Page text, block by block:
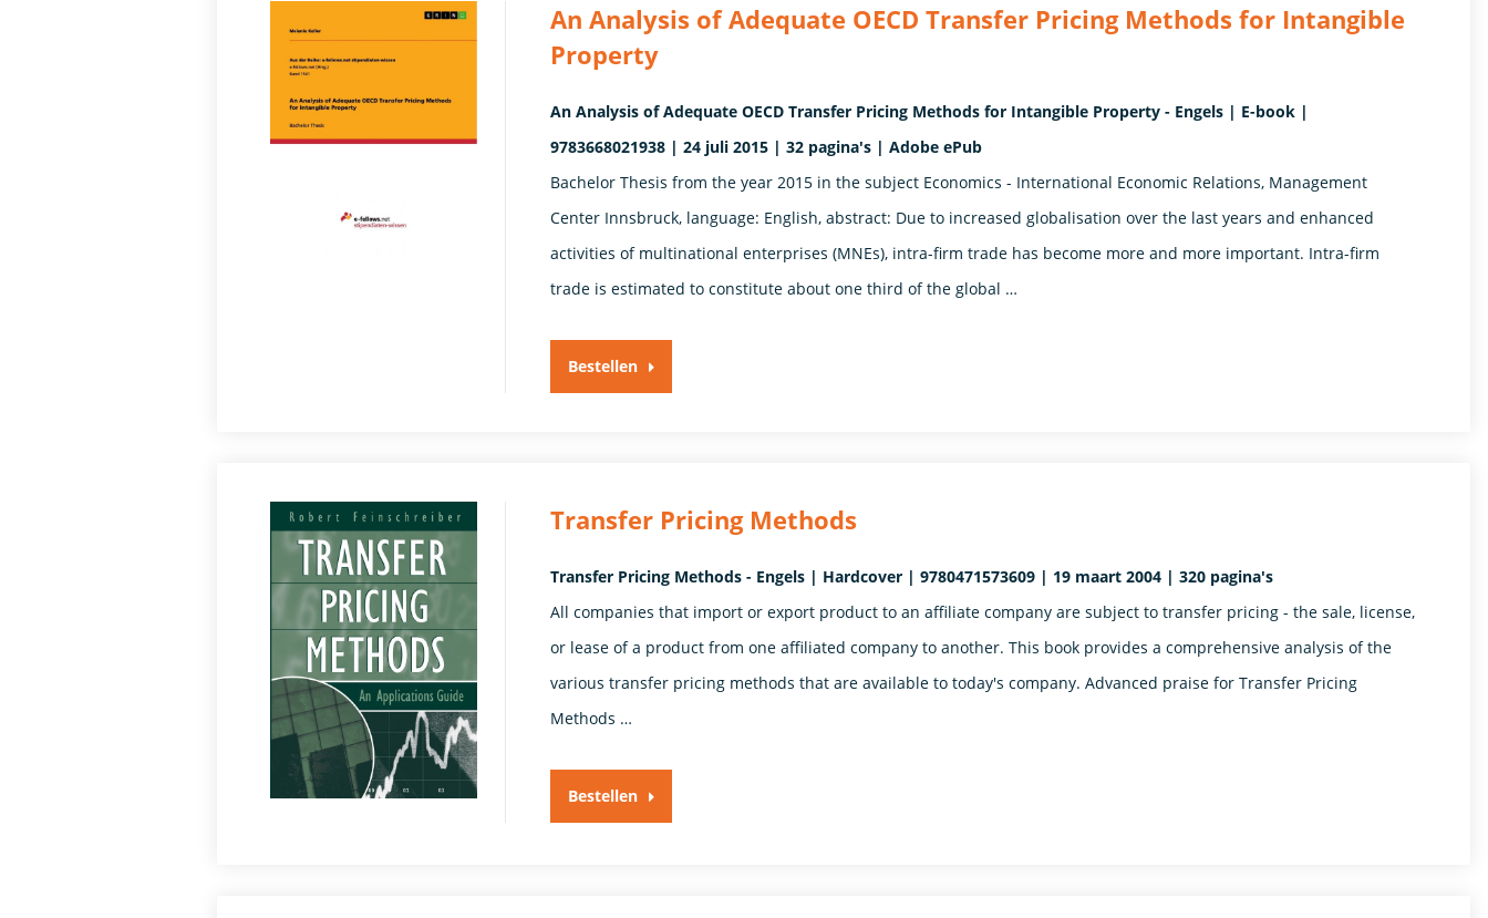
An Analysis of Adequate OECD Transfer Pricing Methods for Intangible
Property
An Analysis of Adequate OECD Transfer Pricing Methods for Intangible Property - Engels | E-book |
9783668021938 | 24 juli 2015 | 32 pagina's | Adobe ePub
Bachelor Thesis from the year 2015 in the subject Economics - International Economic Relations, Management
Center Innsbruck, language: English, abstract: Due to increased globalisation over the last years and enhanced
activities of multinational enterprises (MNEs), intra-firm trade has become more and more important. Intra-firm
trade is estimated to constitute about one third of the global …
Bestellen
Transfer Pricing Methods
Transfer Pricing Methods - Engels | Hardcover | 9780471573609 | 19 maart 2004 | 320 pagina's
All companies that import or export product to an affiliate company are subject to transfer pricing - the sale, license,
or lease of a product from one affiliated company to another. This book provides a comprehensive analysis of the
various transfer pricing methods that are available to today's company. Advanced praise for Transfer Pricing
Methods …
Bestellen